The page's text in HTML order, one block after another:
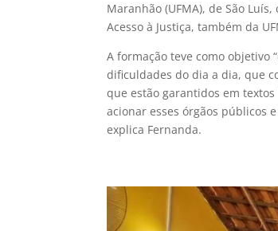
Maranhão (UFMA), de São
Acesso à Justiça, também da
A formação teve como
dificuldades do dia a dia, que
que estão garantidos em
acionar esses órgãos públicos
explica Fernanda.